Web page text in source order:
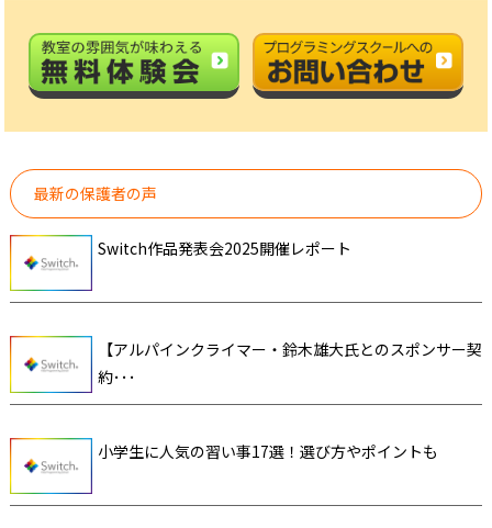
最新の保護者の声
Switch作品発表会2025開催レポート
【アルパインクライマー・鈴木雄大氏とのスポンサー契
約･･･
小学生に人気の習い事17選！選び方やポイントも